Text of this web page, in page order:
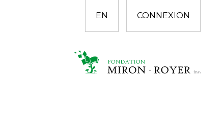
EN CONNEXION